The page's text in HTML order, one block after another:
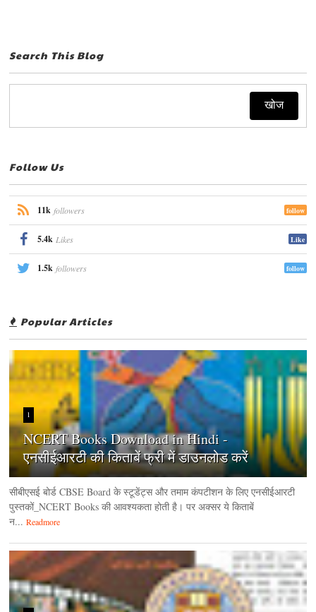
Search This Blog
Follow Us
11k followers follow
5.4k Likes Like
1.5k followers follow
Popular Articles
1
NCERT Books Download in Hindi -
एनसीईआरटी की किताबें फ्री में डाउनलोड करें
सीबीएसई बोर्ड CBSE Board के स्टूडेंट्स और तमाम कंपटीशन के लिए एनसीईआरटी
पुस्तकों_NCERT Books की आवश्यकता होती है। पर अक्सर ये किताबें
न... Readmore